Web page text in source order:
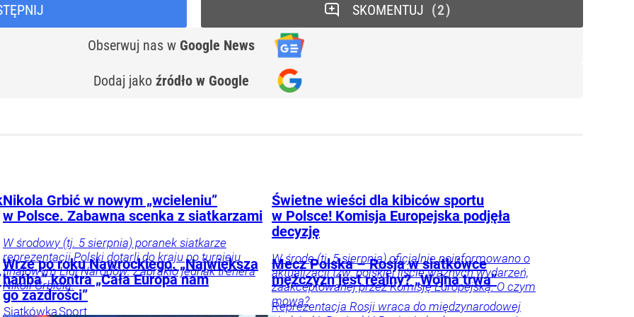
Obserwuj nas w Google News
Dodaj jako źródło w Google
SKOMENTUJ 2
Nikola Grbić w nowym „wcieleniu”
w Polsce. Zabawna scenka z siatkarzami
W środowy (tj. 5 sierpnia) poranek siatkarze
reprezentacji Polski dotarli do kraju po turnieju
finałowym Ligi Narodów. Zabrakło jednak trenera
Nikoli Grbicia.
SiatkówkaSport
Świetne wieści dla kibiców sportu
w Polsce! Komisja Europejska podjęła
decyzję
W środę (tj. 5 sierpnia) oficjalnie poinformowano o
aktualizacji tzw. polskiej liście ważnych wydarzeń,
zaakceptowanej przez Komisję Europejską. O czym
mowa?
Wrze po roku Nawrockiego. „Największa
hańba” kontra „Cała Europa nam
go zazdrości”
Mecz Polska – Rosja w siatkówce
mężczyzn jest realny? „Wojna trwa”
Reprezentacja Rosji wraca do międzynarodowej